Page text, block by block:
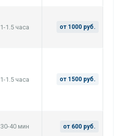
1-1.5 часа от 1000 руб.
1-1.5 часа от 1500 руб.
30-40 мин от 600 руб.